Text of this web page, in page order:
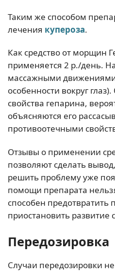
Таким же способом
лечения купероза.
Как средство от морщин
применяется 2 р./день.
массажными
особенности вокруг
свойства гепарина,
объясняются его
противоотечными
Отзывы о применении
позволяют сделать
решить проблему уже
помощи препарата
способен предотвратить
приостановить
Передозировка
Случаи передозировки